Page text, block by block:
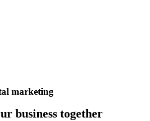
marketing
business together​